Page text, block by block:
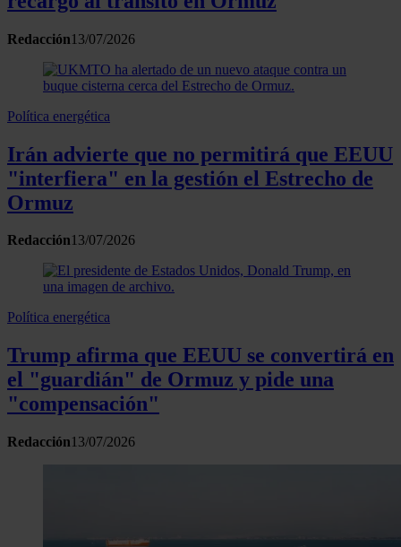
Redacción13/07/2026
Política energética
Irán advierte que no permitirá que EEUU
"interfiera" en la gestión el Estrecho de
Ormuz
Redacción13/07/2026
Política energética
Trump afirma que EEUU se convertirá en
el "guardián" de Ormuz y pide una
"compensación"
Redacción13/07/2026